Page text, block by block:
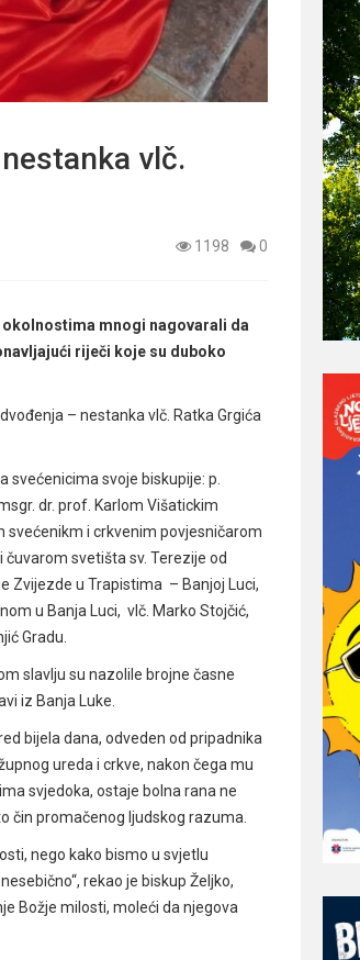
vlč.
1198 0
mnogi nagovarali da
riječi koje su duboko
– nestanka vlč. Ratka Grgića
svećenicima svoje biskupije: p.
dr. prof. Karlom Višatickim
svećenikm i crkvenim povjesničarom
svetišta sv. Terezije od
Zvijezde u Trapistima – Banjoj Luci,
u Banja Luci, vlč. Marko Stojčić,
Gradu.
slavlju su nazolile brojne časne
iz Banja Luke.
bijela dana, odveden od pripadnika
ureda i crkve, nakon čega mu
svjedoka, ostaje bolna rana ne
čin promačenog ljudskog razuma.
nego kako bismo u svjetlu
rekao je biskup Željko,
Božje milosti, moleći da njegova